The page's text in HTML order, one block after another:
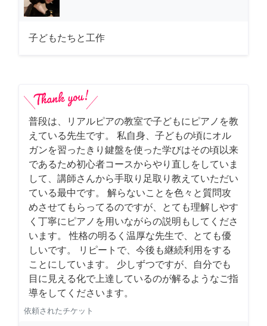
子どもたちと工作
普段は、リアルピアの教室で子どもにピアノを教
えている先生です。 私自身、子どもの頃にオル
ガンを習ったきり鍵盤を使った学びはその頃以来
であるため初心者コースからやり直しをしていま
して、講師さんから手取り足取り教えていただい
ている最中です。 解らないことを色々と質問攻
めさせてもらってるのですが、とても理解しやす
く丁寧にピアノを用いながらの説明もしてくださ
います。 性格の明るく温厚な先生で、とても優
しいです。 リピートで、今後も継続利用をする
ことにしています。 少しずつですが、自分でも
目に見える化で上達しているのが解るようなご指
導をしてくださいます。
依頼されたチケット